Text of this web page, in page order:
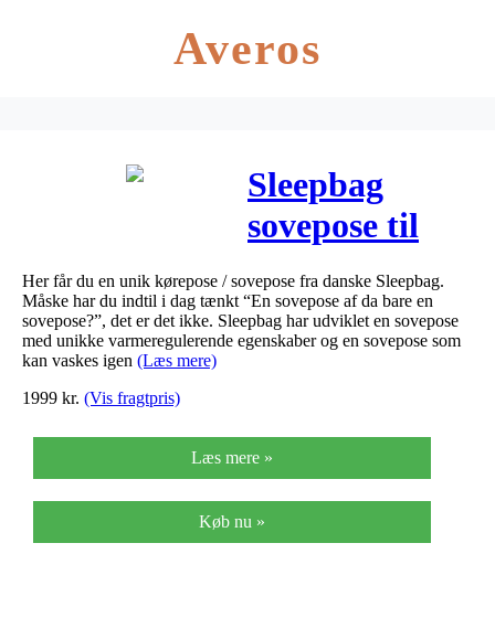
Averos
Sleepbag
sovepose til
barnevognen –
sort-brun
Her får du en unik kørepose / sovepose fra danske Sleepbag.
Måske har du indtil i dag tænkt “En sovepose af da bare en
sovepose?”, det er det ikke. Sleepbag har udviklet en sovepose
med unikke varmeregulerende egenskaber og en sovepose som
kan vaskes igen (Læs mere)
1999 kr. (Vis fragtpris)
Læs mere »
Køb nu »